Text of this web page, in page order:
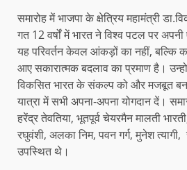
समारोह में भाजपा के क्षेत्रिय महामंत्री
गत 12 वर्षों में भारत ने विश्व पटल पर
यह परिवर्तन केवल आंकड़ों का नहीं, बल्कि
आए सकारात्मक बदलाव का प्रमाण है।
विकसित भारत के संकल्प को और मजबूत
यात्रा में सभी अपना-अपना योगदान दें।
हरेंद्र तेवतिया, भूतपूर्व चेयरमैन मालती
रघुवंशी, अलका निम, पवन गर्ग, मुनेश
उपस्थित थे।